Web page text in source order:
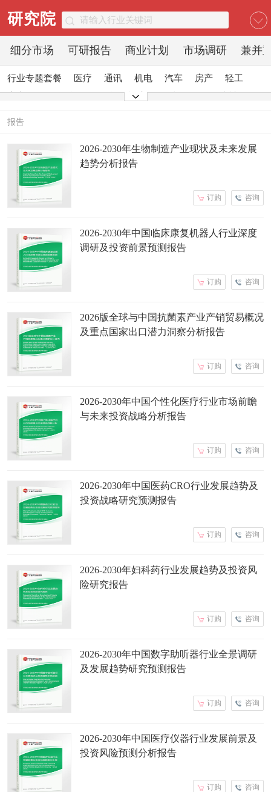
研究院
细分市场 可研报告 商业计划 市场调研 兼并
行业专题套餐 医疗 通讯 机电 汽车 房产
轻工
酒店
报告
2026-2030年生物制造产业现状及未来发展
趋势分析报告
咨询
订购
2026-2030年中国临床康复机器人行业深度
调研及投资前景预测报告
咨询
订购
2026版全球与中国抗菌素产业产销贸易概况
及重点国家出口潜力洞察分析报告
咨询
订购
2026-2030年中国个性化医疗行业市场前瞻
与未来投资战略分析报告
咨询
订购
2026-2030年中国医药CRO行业发展趋势及
投资战略研究预测报告
咨询
订购
2026-2030年妇科药行业发展趋势及投资风
险研究报告
咨询
订购
2026-2030年中国数字助听器行业全景调研
及发展趋势研究预测报告
咨询
订购
2026-2030年中国医疗仪器行业发展前景及
投资风险预测分析报告
咨询
订购